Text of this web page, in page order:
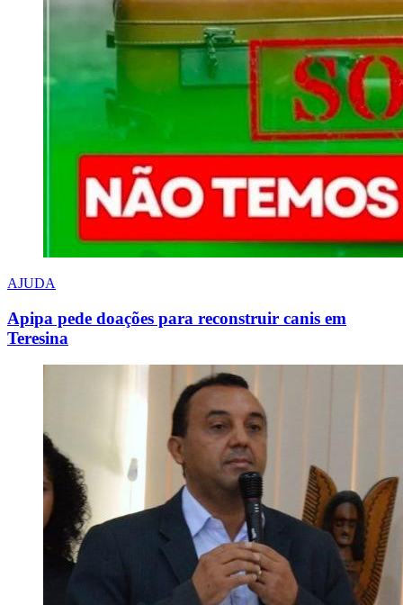
AJUDA
Apipa pede doações para reconstruir canis em
Teresina